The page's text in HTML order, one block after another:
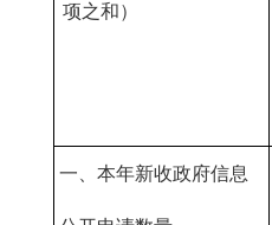
项之和）
一、本年新收政府信息